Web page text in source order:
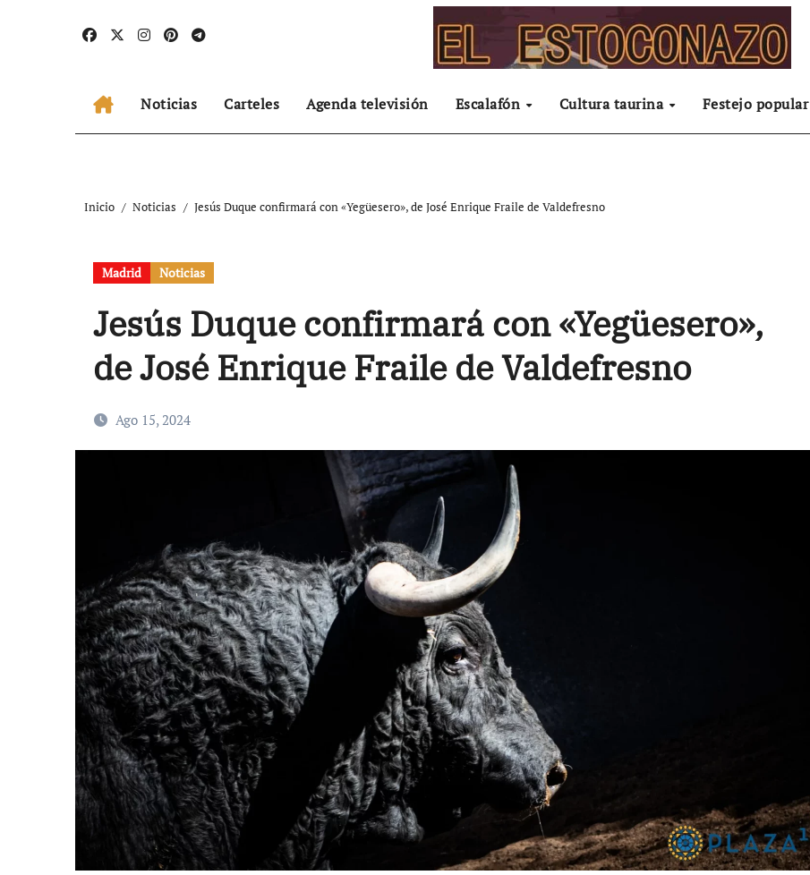
Noticias Carteles Agenda televisión Escalafón Cultura taurina Festejo popular
Inicio Noticias Jesús Duque confirmará con «Yegüesero», de José Enrique Fraile de Valdefresno
Madrid Noticias
Jesús Duque confirmará con «Yegüesero»,
de José Enrique Fraile de Valdefresno
Ago 15, 2024